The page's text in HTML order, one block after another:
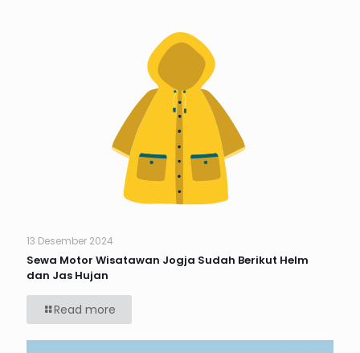
13 Desember 2024
Sewa Motor Wisatawan Jogja Sudah Berikut Helm
dan Jas Hujan
Read more